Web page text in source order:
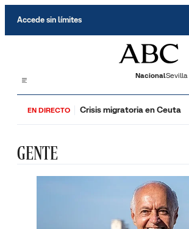
Accede sin límites
NacionalSevilla
EN DIRECTO Crisis migratoria en Ceuta
GENTE